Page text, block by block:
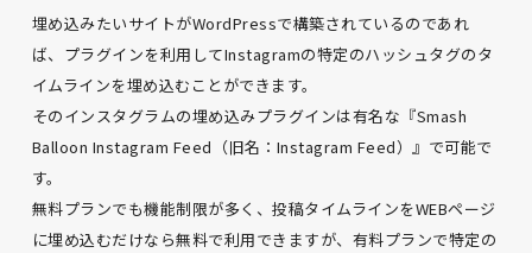
埋め込みたいサイトがWordPressで構築されているのであれ
ば、プラグインを利用してInstagramの特定のハッシュタグのタ
イムラインを埋め込むことができます。
そのインスタグラムの埋め込みプラグインは有名な『Smash
Balloon Instagram Feed（旧名：Instagram Feed）』で可能で
す。
無料プランでも機能制限が多く、投稿タイムラインをWEBページ
に埋め込むだけなら無料で利用できますが、有料プランで特定の